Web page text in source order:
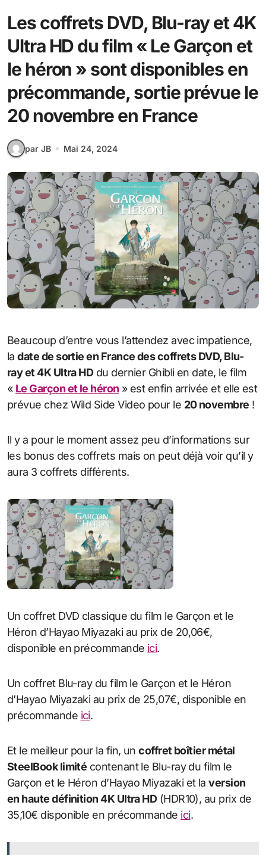
Les coffrets DVD, Blu-ray et 4K
Ultra HD du film « Le Garçon et
le héron » sont disponibles en
précommande, sortie prévue le
20 novembre en France
par JB Mai 24, 2024
Beaucoup d’entre vous l’attendez avec impatience,
ladate de sortie en France des coffrets DVD, Blu-
ray et 4K Ultra HDdu dernier Ghibli en date, le film
« Le Garçon et le héron » est enfin arrivée et elle est
prévue chez Wild Side Video pour le 20 novembre !
Il y a pour le moment assez peu d’informations sur
les bonus des coffrets mais on peut déjà voir qu’il y
aura 3 coffrets différents.
Un coffret DVD classique du film le Garçon et le
Héron d’Hayao Miyazaki au prix de 20,06€,
disponible en précommande ici.
Un coffret Blu-ray du film le Garçon et le Héron
d’Hayao Miyazaki au prix de 25,07€, disponible en
précommande ici.
Et le meilleur pour la fin, uncoffret boîtier métal
SteelBook limité contenant le Blu-ray du film le
Garçon et le Héron d’Hayao Miyazaki et laversion
en haute définition 4K Ultra HD(HDR10), au prix de
35,10€ disponible en précommande ici.